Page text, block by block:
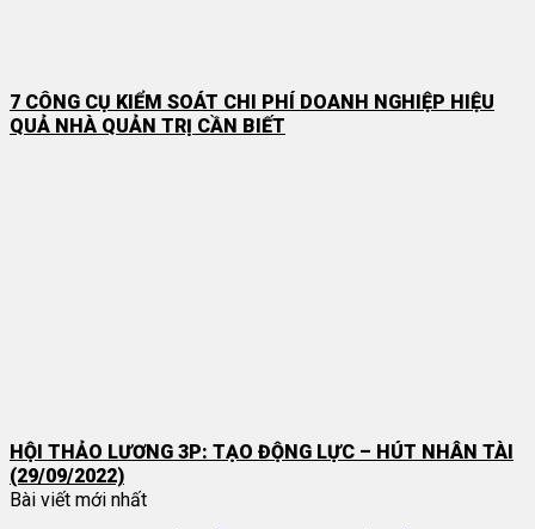
7 CÔNG CỤ KIỂM SOÁT CHI PHÍ DOANH NGHIỆP HIỆU
QUẢ NHÀ QUẢN TRỊ CẦN BIẾT
HỘI THẢO LƯƠNG 3P: TẠO ĐỘNG LỰC – HÚT NHÂN TÀI
(29/09/2022)
Bài viết mới nhất